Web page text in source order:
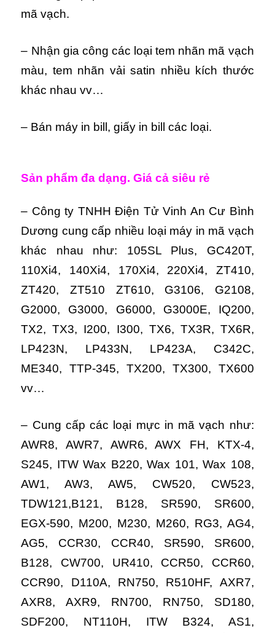
mã vạch.
– Nhận gia công các loại tem nhãn mã vạch
màu, tem nhãn vải satin nhiều kích thước
khác nhau vv…
– Bán máy in bill, giấy in bill các loại.
Sản phẩm đa dạng. Giá cả siêu rẻ
– Công ty TNHH Điện Tử Vinh An Cư Bình
Dương cung cấp nhiều loại máy in mã vạch
khác nhau như: 105SL Plus, GC420T,
110Xi4, 140Xi4, 170Xi4, 220Xi4, ZT410,
ZT420, ZT510 ZT610, G3106, G2108,
G2000, G3000, G6000, G3000E, IQ200,
TX2, TX3, I200, I300, TX6, TX3R, TX6R,
LP423N, LP433N, LP423A, C342C,
ME340, TTP-345, TX200, TX300, TX600
vv…
– Cung cấp các loại mực in mã vạch như:
AWR8, AWR7, AWR6, AWX FH, KTX-4,
S245, ITW Wax B220, Wax 101, Wax 108,
AW1, AW3, AW5, CW520, CW523,
TDW121,B121, B128, SR590, SR600,
EGX-590, M200, M230, M260, RG3, AG4,
AG5, CCR30, CCR40, SR590, SR600,
B128, CW700, UR410, CCR50, CCR60,
CCR90, D110A, RN750, R510HF, AXR7,
AXR8, AXR9, RN700, RN750, SD180,
SDF200, NT110H, ITW B324, AS1,